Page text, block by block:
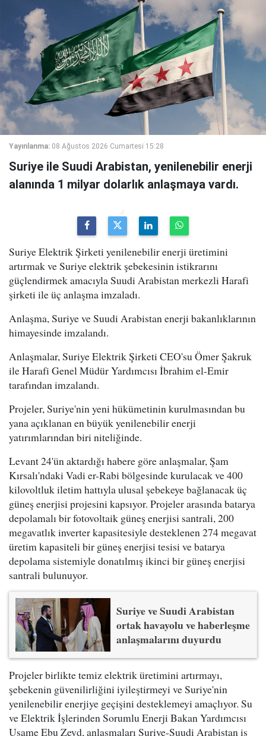
Yayınlanma: 08 Ağustos 2026 Cumartesi 15:28
Suriye ile Suudi Arabistan, yenilenebilir enerji
alanında 1 milyar dolarlık anlaşmaya vardı.
Suriye Elektrik Şirketi yenilenebilir enerji üretimini
artırmak ve Suriye elektrik şebekesinin istikrarını
güçlendirmek amacıyla Suudi Arabistan merkezli Harafi
şirketi ile üç anlaşma imzaladı.
Anlaşma, Suriye ve Suudi Arabistan enerji bakanlıklarının
himayesinde imzalandı.
Anlaşmalar, Suriye Elektrik Şirketi CEO'su Ömer Şakruk
ile Harafi Genel Müdür Yardımcısı İbrahim el-Emir
tarafından imzalandı.
Projeler, Suriye'nin yeni hükümetinin kurulmasından bu
yana açıklanan en büyük yenilenebilir enerji
yatırımlarından biri niteliğinde.
Levant 24'ün aktardığı habere göre anlaşmalar, Şam
Kırsalı'ndaki Vadi er-Rabi bölgesinde kurulacak ve 400
kilovoltluk iletim hattıyla ulusal şebekeye bağlanacak üç
güneş enerjisi projesini kapsıyor. Projeler arasında batarya
depolamalı bir fotovoltaik güneş enerjisi santrali, 200
megavatlık inverter kapasitesiyle desteklenen 274 megavat
üretim kapasiteli bir güneş enerjisi tesisi ve batarya
depolama sistemiyle donatılmış ikinci bir güneş enerjisi
santrali bulunuyor.
Suriye ve Suudi Arabistan
ortak havayolu ve haberleşme
anlaşmalarını duyurdu
Projeler birlikte temiz elektrik üretimini artırmayı,
şebekenin güvenilirliğini iyileştirmeyi ve Suriye'nin
yenilenebilir enerjiye geçişini desteklemeyi amaçlıyor. Su
ve Elektrik İşlerinden Sorumlu Enerji Bakan Yardımcısı
Usame Ebu Zeyd, anlaşmaları Suriye-Suudi Arabistan iş